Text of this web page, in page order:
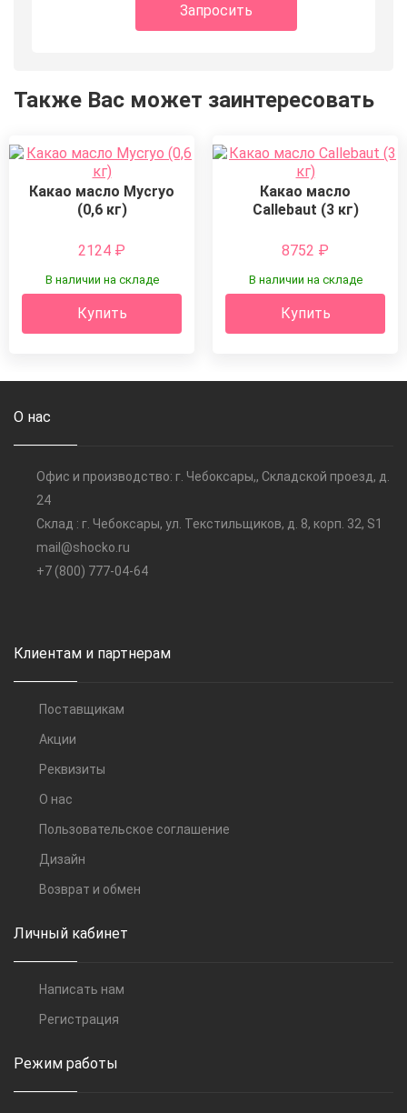
Запросить
Также Вас может заинтересовать
Какао масло Mycryo
(0,6 кг)
2124 ₽
В наличии на складе
Купить
Какао масло
Callebaut (3 кг)
8752 ₽
В наличии на складе
Купить
О нас
Офис и производство: г. Чебоксары,, Складской проезд, д.
24
Склад : г. Чебоксары, ул. Текстильщиков, д. 8, корп. 32, S1
mail@shocko.ru
+7 (800) 777-04-64
Клиентам и партнерам
Поставщикам
Акции
Реквизиты
О нас
Пользовательское соглашение
Дизайн
Возврат и обмен
Личный кабинет
Написать нам
Регистрация
Режим работы